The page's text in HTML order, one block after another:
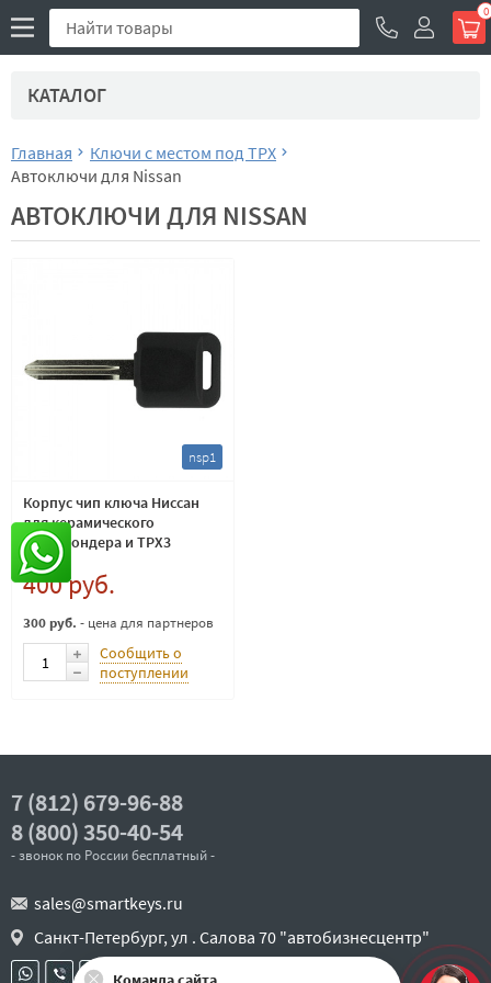
0
КАТАЛОГ
Главная
Ключи с местом под TPX
Автоключи для Nissan
АВТОКЛЮЧИ ДЛЯ NISSAN
nsp1
Корпус чип ключа Ниссан
для керамического
транспондера и TPX3
400 руб.
300 руб. - цена для партнеров
Сообщить о
поступлении
7 (812) 679-96-88
8 (800) 350-40-54
- звонок по России бесплатный -
sales@smartkeys.ru
Санкт-Петербург, ул . Салова 70 "автобизнесцентр"